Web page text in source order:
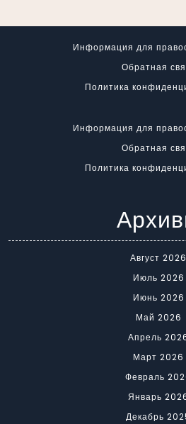
Информация для
Обратная
Политика
Информация для
Обратная
Политика
Август 2026
Июль 2026
Июнь 2026
Май 2026
Апрель
Март 2026
Февраль
Январь
Декабрь